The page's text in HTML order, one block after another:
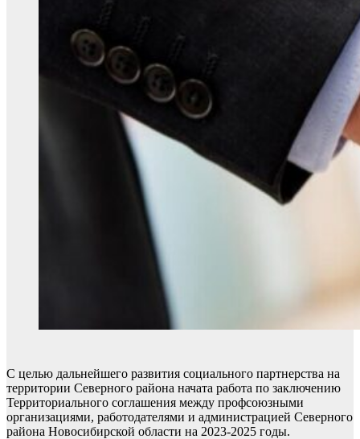
С целью дальнейшего развития социального партнерства на
территории Северного района начата работа по заключению
Территориального соглашения между профсоюзными
организациями, работодателями и администрацией Северного
района Новосибирской области на 2023-2025 годы.